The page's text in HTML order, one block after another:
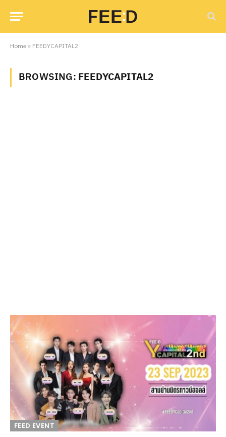
Home» FEEDYCAPITAL2
BROWSING:FEEDYCAPITAL2
FEED EVENT